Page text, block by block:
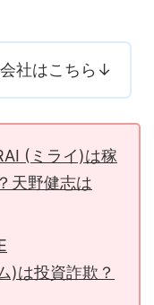
社はこちら↓
(ミライ)は稼
天野健志は
)は投資詐欺？